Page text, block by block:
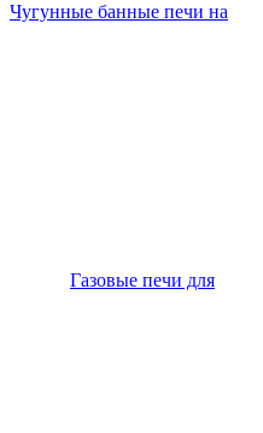
Чугунные банные печи на
Газовые печи для